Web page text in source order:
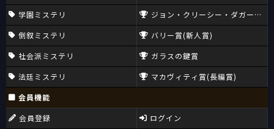
学園ミステリ
倒叙ミステリ
社会派ミステリ
法廷ミステリ
ジョン・クリーシー・ダガー賞
バリー賞(新人賞)
ガラスの鍵賞
マカヴィティ賞(長編賞)
会員機能
会員登録
ログイン